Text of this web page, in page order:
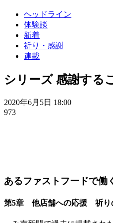
ヘッドライン
体験談
新着
祈り・感謝
連載
シリーズ 感謝する
2020年6月5日 18:00
973
あるファストフードで働
第5章 他店舗への応援 祈り